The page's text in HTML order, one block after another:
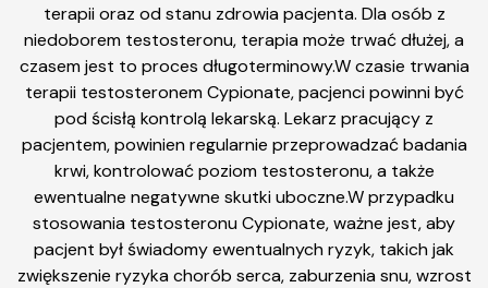
terapii oraz od stanu zdrowia pacjenta. Dla osób z
niedoborem testosteronu, terapia może trwać dłużej, a
czasem jest to proces długoterminowy.W czasie trwania
terapii testosteronem Cypionate, pacjenci powinni być
pod ścisłą kontrolą lekarską. Lekarz pracujący z
pacjentem, powinien regularnie przeprowadzać badania
krwi, kontrolować poziom testosteronu, a także
ewentualne negatywne skutki uboczne.W przypadku
stosowania testosteronu Cypionate, ważne jest, aby
pacjent był świadomy ewentualnych ryzyk, takich jak
zwiększenie ryzyka chorób serca, zaburzenia snu, wzrost